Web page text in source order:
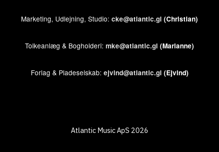
Marketing, Udlejning, Studio: cke@atlantic.gl (Christian)
Tolkeanlæg & Bogholderi: mke@atlantic.gl (Marianne)
Forlag & Pladeselskab: ejvind@atlantic.gl (Ejvind)
Atlantic Music ApS 2026